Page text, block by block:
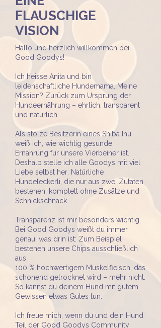
FLAUSCHIGE
VISION
Hallo und herzlich willkommen bei
Good Goodys!
Ich heisse Anita und bin
leidenschaftliche Hundemama. Meine
Mission? Zurück zum Ursprung der
Hundeernährung – ehrlich, transparent
und natürlich.
Als stolze Besitzerin eines Shiba Inu
weiß ich, wie wichtig gesunde
Ernährung für unsere Vierbeiner ist.
Deshalb stelle ich alle Goodys mit viel
Liebe selbst her: Natürliche
Hundeleckerli, die nur aus zwei Zutaten
bestehen, komplett ohne Zusätze und
Schnickschnack.
Transparenz ist mir besonders wichtig.
Bei Good Goodys weißt du immer
genau, was drin ist: Zum Beispiel
bestehen unsere Chips ausschließlich
aus
100 % hochwertigem Muskelfleisch, das
schonend getrocknet wird – mehr nicht.
So kannst du deinem Hund mit gutem
Gewissen etwas Gutes tun.
Ich freue mich, wenn du und dein Hund
Teil der Good Goodys Community